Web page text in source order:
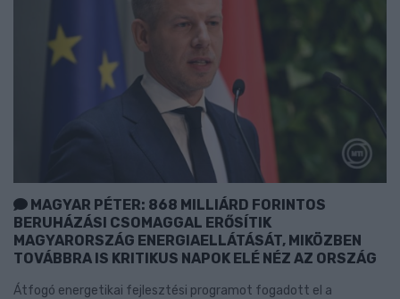
MAGYAR PÉTER: 868 MILLIÁRD FORINTOS
BERUHÁZÁSI CSOMAGGAL ERŐSÍTIK
MAGYARORSZÁG ENERGIAELLÁTÁSÁT, MIKÖZBEN
TOVÁBBRA IS KRITIKUS NAPOK ELÉ NÉZ AZ ORSZÁG
Átfogó energetikai fejlesztési programot fogadott el a